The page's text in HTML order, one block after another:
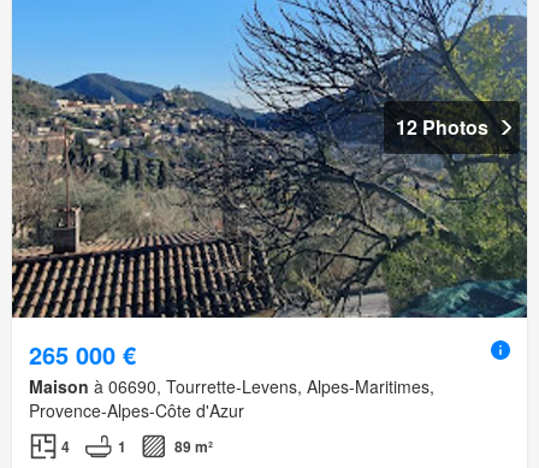
12 Photos
265 000 €
Maison à 06690, Tourrette-Levens, Alpes-Maritimes,
Provence-Alpes-Côte d'Azur
4 1 89 m²